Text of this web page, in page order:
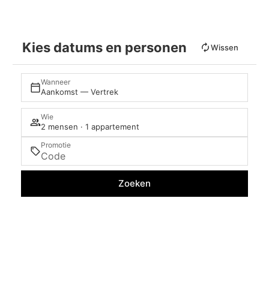
Kies datums en personen Wissen
Wanneer
Aankomst — Vertrek
Wie
2 mensen · 1 appartement
Promotie
Zoeken